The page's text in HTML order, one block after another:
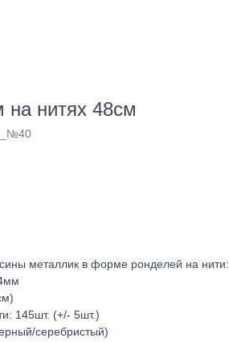
нитях 48см
металлик в форме ронделей на нити:
145шт. (+/- 5шт.)
серебристый)